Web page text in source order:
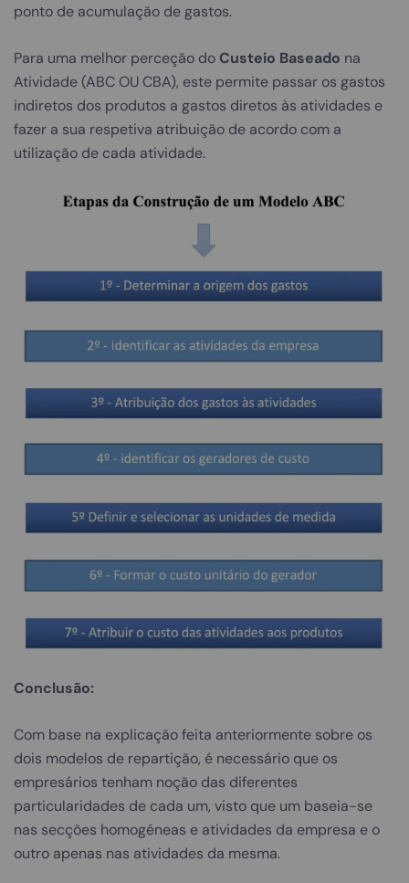
ponto de acumulação de gastos.
Para uma melhor perceção do Custeio Baseado na
Atividade (ABC OU CBA), este permite passar os gastos
indiretos dos produtos a gastos diretos às atividades e
fazer a sua respetiva atribuição de acordo com a
utilização de cada atividade.
Conclusão:
Com base na explicação feita anteriormente sobre os
dois modelos de repartição, é necessário que os
empresários tenham noção das diferentes
particularidades de cada um, visto que um baseia-se
nas secções homogéneas e atividades da empresa e o
outro apenas nas atividades da mesma.